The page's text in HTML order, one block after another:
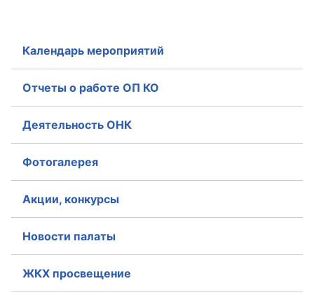
Календарь мероприятий
Отчеты о работе ОП КО
Деятельность ОНК
Фотогалерея
Акции, конкурсы
Новости палаты
ЖКХ просвещение